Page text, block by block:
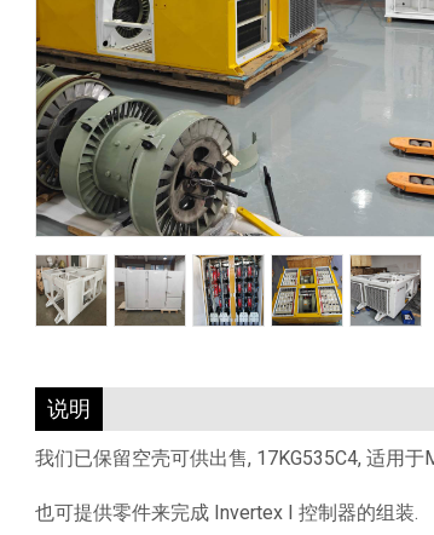
说明
我们已保留空壳可供出售, 17KG535C4, 适用于
也可提供零件来完成 Invertex I 控制器的组装.